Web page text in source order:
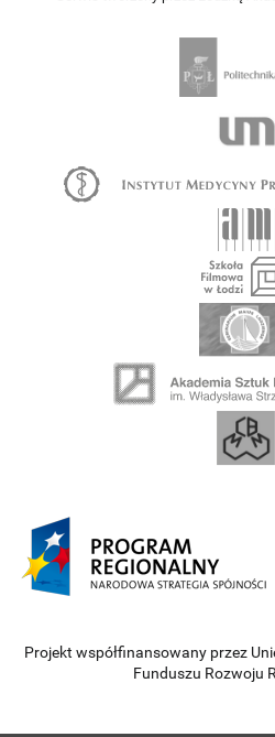
Projekt współfinansowany przez
Funduszu Rozwoju